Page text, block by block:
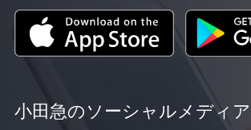
小田急のソーシャルメディア